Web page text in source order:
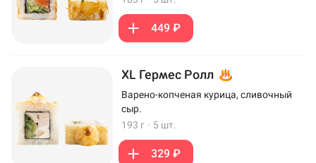
449 ₽
XL Гермес Ролл
Варено-копченая курица, сливочный
сыр.
193 г · 5 шт.
329 ₽